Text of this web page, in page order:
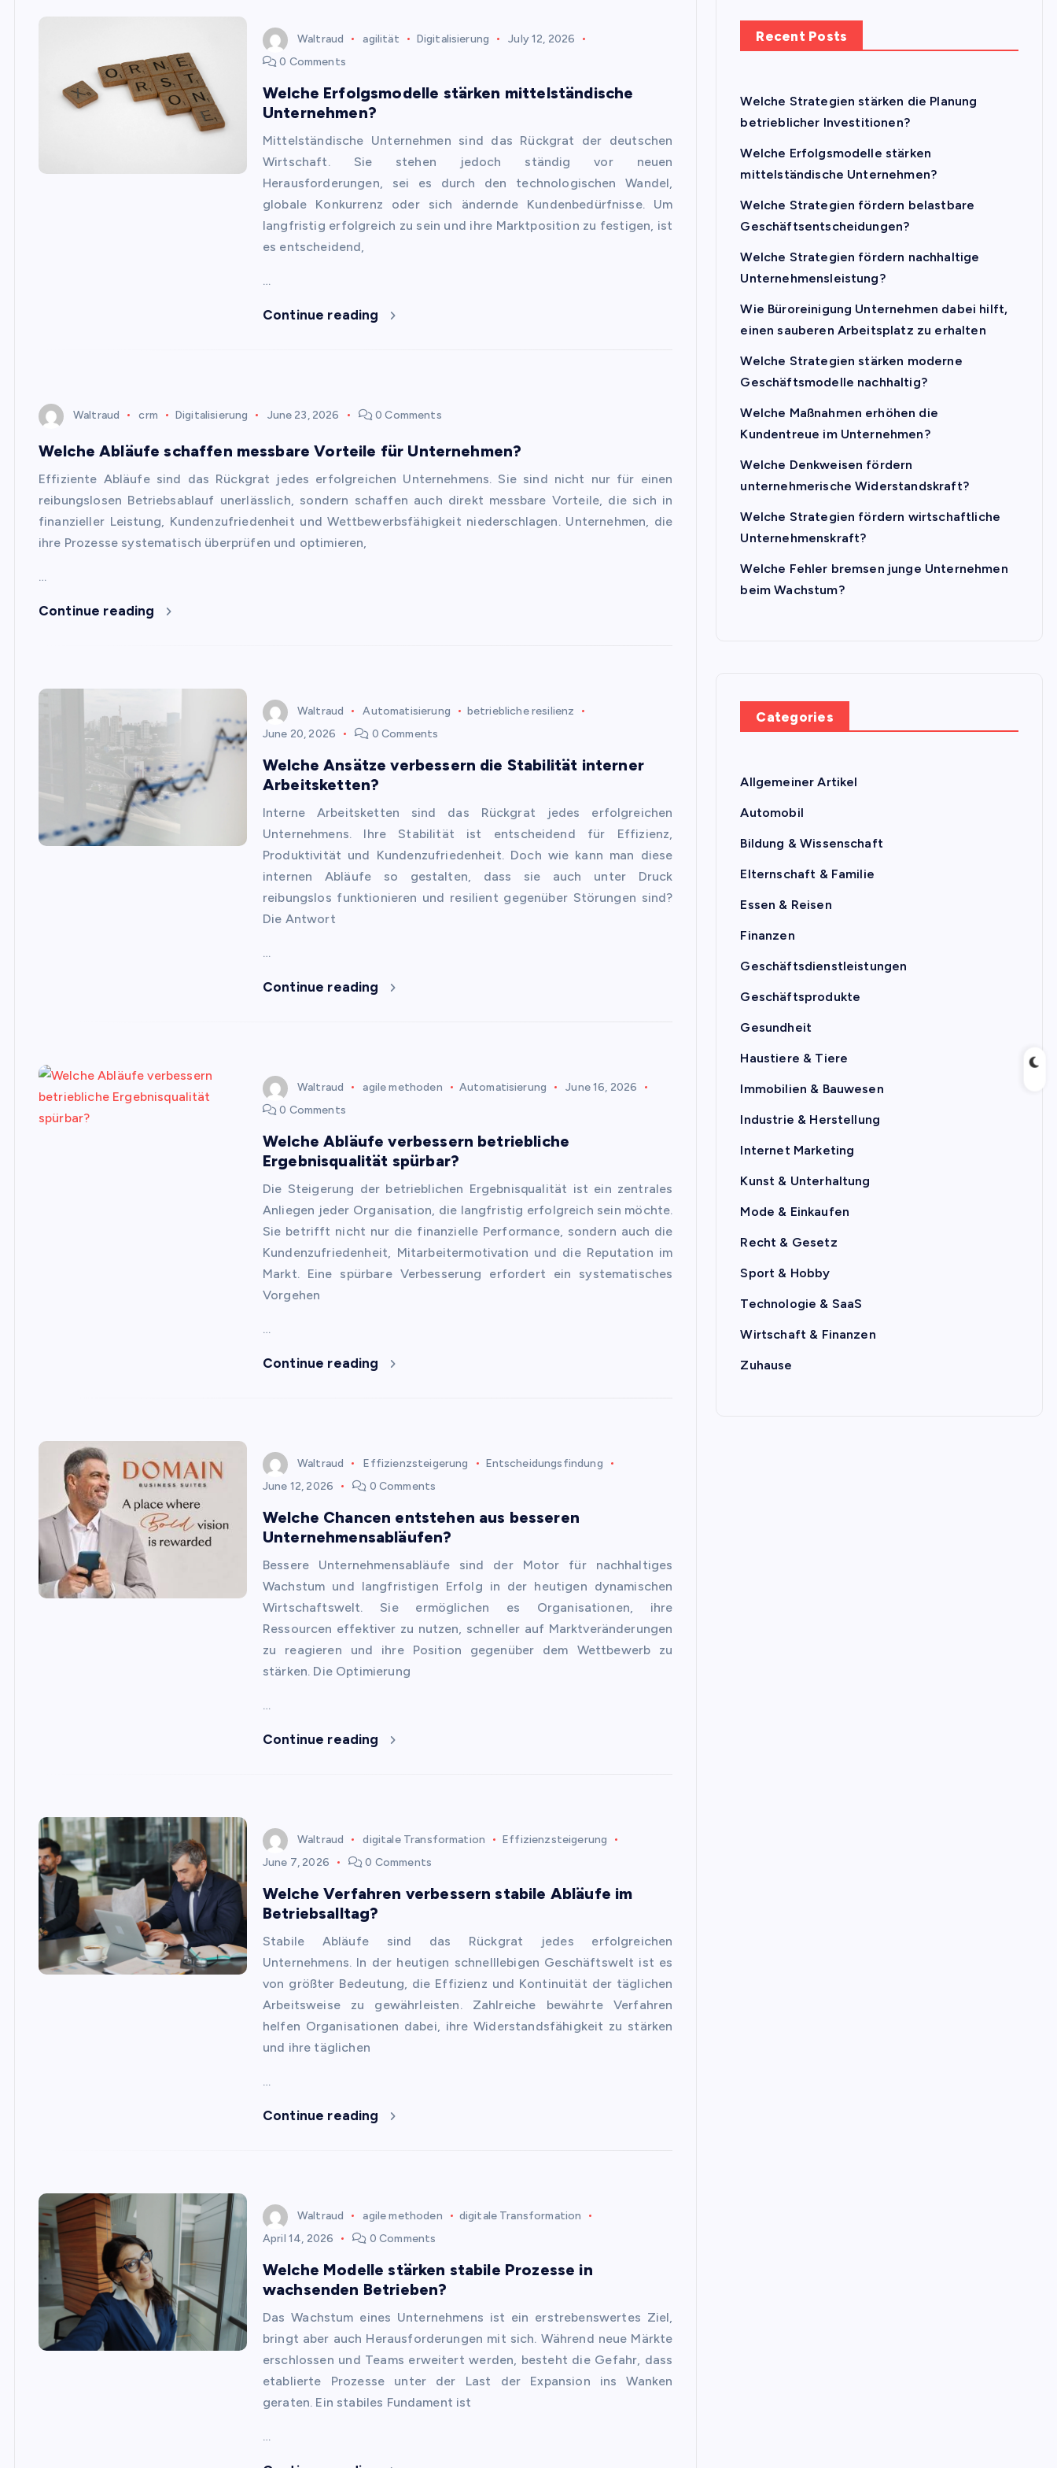
Waltraud agilität Digitalisierung
July 12, 2026
0 Comments
Welche Erfolgsmodelle stärken mittelständische
Unternehmen?
Mittelständische Unternehmen sind das Rückgrat der deutschen
Wirtschaft. Sie stehen jedoch ständig vor neuen
Herausforderungen, sei es durch den technologischen Wandel,
globale Konkurrenz oder sich ändernde Kundenbedürfnisse. Um
langfristig erfolgreich zu sein und ihre Marktposition zu festigen, ist
es entscheidend,
…
Continue reading
Waltraud crm Digitalisierung June 23, 2026 0 Comments
Welche Abläufe schaffen messbare Vorteile für Unternehmen?
Effiziente Abläufe sind das Rückgrat jedes erfolgreichen Unternehmens. Sie sind nicht nur für einen
reibungslosen Betriebsablauf unerlässlich, sondern schaffen auch direkt messbare Vorteile, die sich in
finanzieller Leistung, Kundenzufriedenheit und Wettbewerbsfähigkeit niederschlagen. Unternehmen, die
ihre Prozesse systematisch überprüfen und optimieren,
…
Continue reading
Waltraud Automatisierung
betriebliche resilienz
June 20, 2026
0 Comments
Welche Ansätze verbessern die Stabilität interner
Arbeitsketten?
Interne Arbeitsketten sind das Rückgrat jedes erfolgreichen
Unternehmens. Ihre Stabilität ist entscheidend für Effizienz,
Produktivität und Kundenzufriedenheit. Doch wie kann man diese
internen Abläufe so gestalten, dass sie auch unter Druck
reibungslos funktionieren und resilient gegenüber Störungen sind?
Die Antwort
…
Continue reading
Waltraud agile methoden Automatisierung
June 16, 2026
0 Comments
Welche Abläufe verbessern betriebliche
Ergebnisqualität spürbar?
Die Steigerung der betrieblichen Ergebnisqualität ist ein zentrales
Anliegen jeder Organisation, die langfristig erfolgreich sein möchte.
Sie betrifft nicht nur die finanzielle Performance, sondern auch die
Kundenzufriedenheit, Mitarbeitermotivation und die Reputation im
Markt. Eine spürbare Verbesserung erfordert ein systematisches
Vorgehen
…
Continue reading
Waltraud Effizienzsteigerung
Entscheidungsfindung
June 12, 2026
0 Comments
Welche Chancen entstehen aus besseren
Unternehmensabläufen?
Bessere Unternehmensabläufe sind der Motor für nachhaltiges
Wachstum und langfristigen Erfolg in der heutigen dynamischen
Wirtschaftswelt. Sie ermöglichen es Organisationen, ihre
Ressourcen effektiver zu nutzen, schneller auf Marktveränderungen
zu reagieren und ihre Position gegenüber dem Wettbewerb zu
stärken. Die Optimierung
…
Continue reading
Waltraud digitale Transformation
Effizienzsteigerung
June 7, 2026
0 Comments
Welche Verfahren verbessern stabile Abläufe im
Betriebsalltag?
Stabile Abläufe sind das Rückgrat jedes erfolgreichen
Unternehmens. In der heutigen schnelllebigen Geschäftswelt ist es
von größter Bedeutung, die Effizienz und Kontinuität der täglichen
Arbeitsweise zu gewährleisten. Zahlreiche bewährte Verfahren
helfen Organisationen dabei, ihre Widerstandsfähigkeit zu stärken
und ihre täglichen
…
Continue reading
Waltraud agile methoden
digitale Transformation
April 14, 2026
0 Comments
Welche Modelle stärken stabile Prozesse in
wachsenden Betrieben?
Das Wachstum eines Unternehmens ist ein erstrebenswertes Ziel,
bringt aber auch Herausforderungen mit sich. Während neue Märkte
erschlossen und Teams erweitert werden, besteht die Gefahr, dass
etablierte Prozesse unter der Last der Expansion ins Wanken
geraten. Ein stabiles Fundament ist
…
Recent Posts
Welche Strategien stärken die Planung
betrieblicher Investitionen?
Welche Erfolgsmodelle stärken
mittelständische Unternehmen?
Welche Strategien fördern belastbare
Geschäftsentscheidungen?
Welche Strategien fördern nachhaltige
Unternehmensleistung?
Wie Büroreinigung Unternehmen dabei hilft,
einen sauberen Arbeitsplatz zu erhalten
Welche Strategien stärken moderne
Geschäftsmodelle nachhaltig?
Welche Maßnahmen erhöhen die
Kundentreue im Unternehmen?
Welche Denkweisen fördern
unternehmerische Widerstandskraft?
Welche Strategien fördern wirtschaftliche
Unternehmenskraft?
Welche Fehler bremsen junge Unternehmen
beim Wachstum?
Categories
Allgemeiner Artikel
Automobil
Bildung & Wissenschaft
Elternschaft & Familie
Essen & Reisen
Finanzen
Geschäftsdienstleistungen
Geschäftsprodukte
Gesundheit
Haustiere & Tiere
Immobilien & Bauwesen
Industrie & Herstellung
Internet Marketing
Kunst & Unterhaltung
Mode & Einkaufen
Recht & Gesetz
Sport & Hobby
Technologie & SaaS
Wirtschaft & Finanzen
Zuhause